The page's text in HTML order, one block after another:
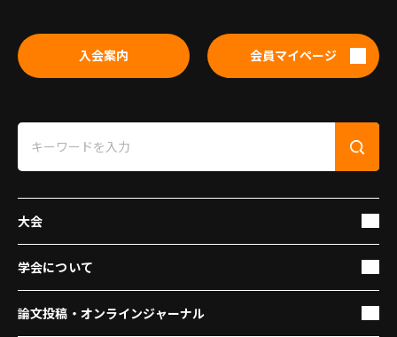
入会案内 会員マイページ
大会
学会について
論文投稿・オンラインジャーナル